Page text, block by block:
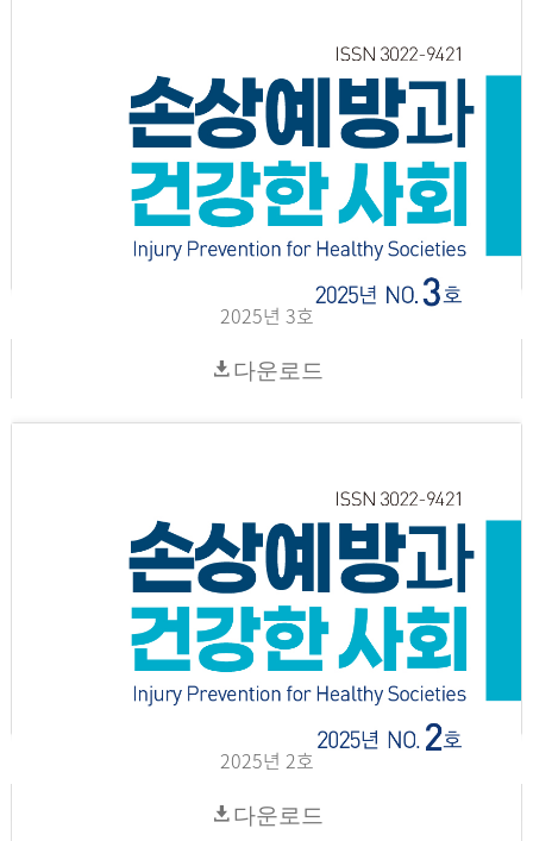
2025년 3호
다운로드
2025년 2호
다운로드